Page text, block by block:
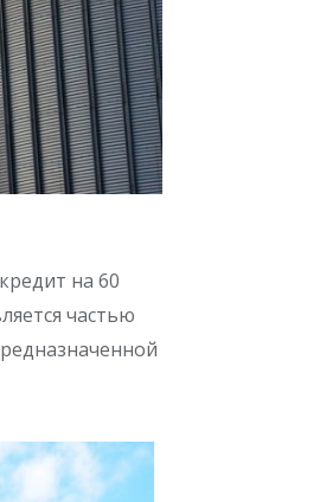
на 60
частью